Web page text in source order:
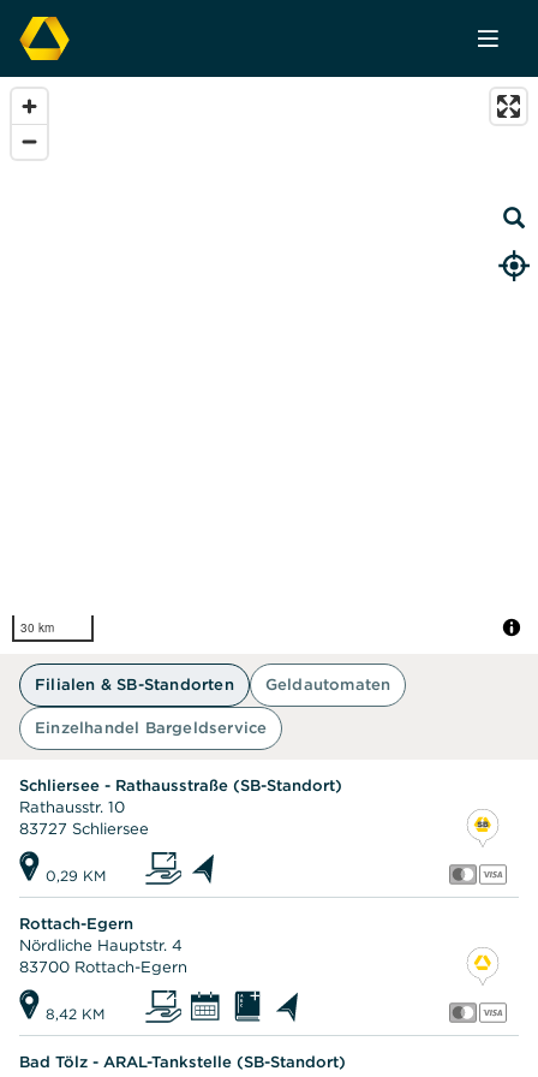
30 km
Filialen & SB-Standorten Geldautomaten
Einzelhandel Bargeldservice
0,29 KM
Schliersee - Rathausstraße (SB-Standort)
Rathausstr. 10
83727 Schliersee
8,42 KM
Rottach-Egern
Nördliche Hauptstr. 4
83700 Rottach-Egern
Bad Tölz - ARAL-Tankstelle (SB-Standort)